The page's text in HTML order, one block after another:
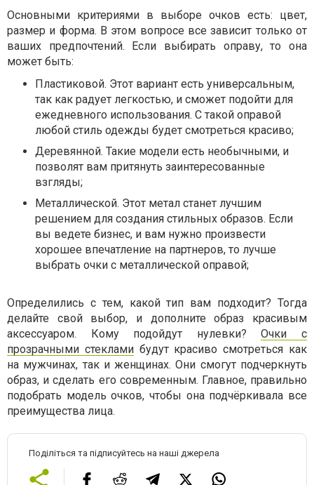
Основными критериями в выборе очков есть: цвет,
размер и форма. В этом вопросе все зависит только от
ваших предпочтений. Если выбирать оправу, то она
может быть:
Пластиковой. Этот вариант есть универсальным,
так как радует легкостью, и сможет подойти для
ежедневного использования. С такой оправой
любой стиль одежды будет смотреться красиво;
Деревянной. Такие модели есть необычными, и
позволят вам притянуть заинтересованные
взгляды;
Металлической. Этот метал станет лучшим
решением для создания стильных образов. Если
вы ведете бизнес, и вам нужно произвести
хорошее впечатление на партнеров, то лучше
выбрать очки с металлической оправой;
Определились с тем, какой тип вам подходит? Тогда
делайте свой выбор, и дополните образ красивым
аксессуаром. Кому подойдут нулевки?Очки с
прозрачными стекламибудут красиво смотреться как
на мужчинах, так и женщинах. Они смогут подчеркнуть
образ, и сделать его современным. Главное, правильно
подобрать модель очков, чтобы она подчёркивала все
преимущества лица.
Поділіться та підписуйтесь на наші джерела